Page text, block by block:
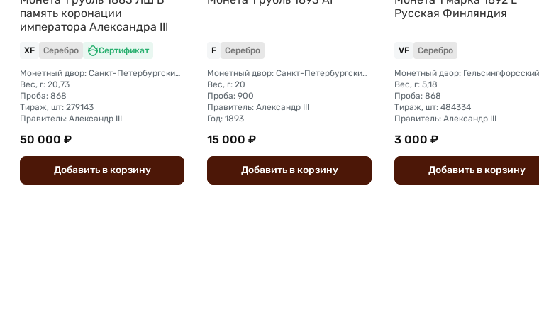
память коронации
императора Александра III
XF Серебро Сертификат
Монетный двор: Санкт-Петербургский монетный двор
Вес, г: 20,73
Проба: 868
Тираж, шт: 279143
Правитель: Александр III
50 000 ₽
Добавить вкорзину
F Серебро
Монетный двор: Санкт-Петербургский монетный двор
Вес, г: 20
Проба: 900
Правитель: Александр III
Год: 1893
15 000 ₽
Добавить вкорзину
Русская Финляндия
VF Серебро
Вес, г: 5,18
Проба: 868
Тираж, шт: 484334
Правитель: Александр III
3 000 ₽
Добавить вкорзину